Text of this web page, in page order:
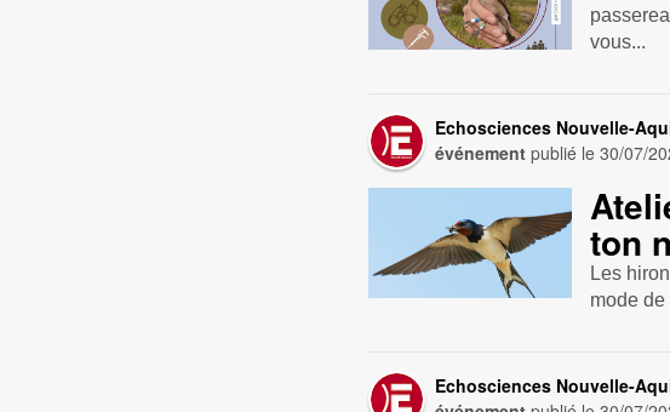
vous...
Echosciences Nouvelle-
événement publié le30/07/
ton
Les
mode
Echosciences Nouvelle-